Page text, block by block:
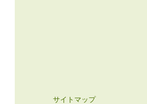
サイトマップ